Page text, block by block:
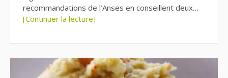
recommandations de l’Anses en conseillent deux…
[Continuer la lecture]